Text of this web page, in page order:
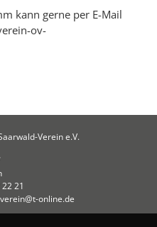
kann gerne per E-Mail
ov-
Verein e.V.
21
online.de